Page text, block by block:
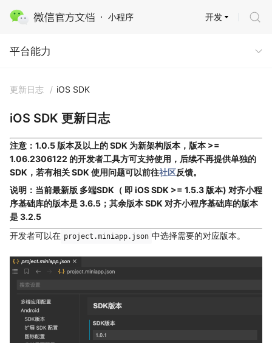
小程序
平台能力 · 多端能力
开发
平台能力
更新日志 / iOS SDK
iOS SDK 更新日志
注意：1.0.5 版本及以上的 SDK 为新架构版本，版本 >=
1.06.2306122 的开发者工具方可支持使用，后续不再提供单独的
SDK，若有相关 SDK 使用问题可以前往社区反馈。
说明：当前最新版 多端SDK（ 即 iOS SDK >= 1.5.3 版本) 对齐小程
序基础库的版本是 3.6.5；其余版本 SDK 对齐小程序基础库的版本
是 3.2.5
开发者可以在 project.miniapp.json 中选择需要的对应版本。